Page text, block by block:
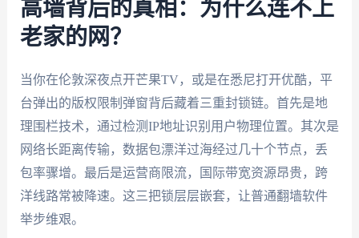
高墙背后的真相：为什么连不上
老家的网？
当你在伦敦深夜点开芒果TV，或是在悉尼打开优酷，平
台弹出的版权限制弹窗背后藏着三重封锁链。首先是地
理围栏技术，通过检测IP地址识别用户物理位置。其次是
网络长距离传输，数据包漂洋过海经过几十个节点，丢
包率骤增。最后是运营商限流，国际带宽资源昂贵，跨
洋线路常被降速。这三把锁层层嵌套，让普通翻墙软件
举步维艰。